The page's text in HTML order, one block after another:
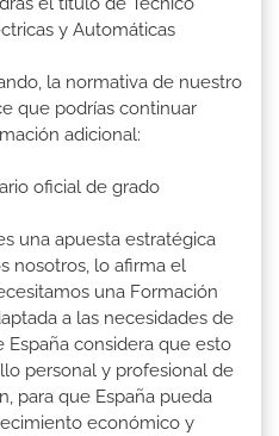
y Automáticas
la normativa de nuestro
que podrías continuar
adicional:
oficial de grado
una apuesta estratégica
nosotros, lo afirma el
una Formación
a las necesidades de
España considera que esto
personal y profesional de
para que España pueda
económico y